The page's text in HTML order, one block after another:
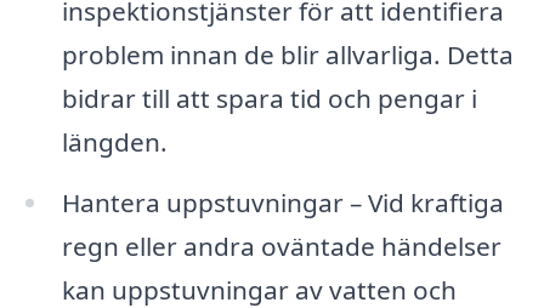
inspektionstjänster för att identifiera
problem innan de blir allvarliga. Detta
bidrar till att spara tid och pengar i
längden.
Hantera uppstuvningar – Vid kraftiga
regn eller andra oväntade händelser
kan uppstuvningar av vatten och